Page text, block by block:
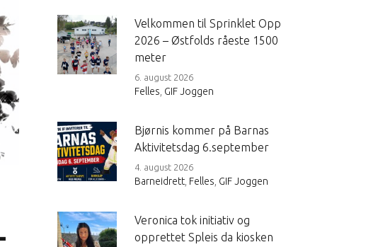
Velkommen til Sprinklet Opp
2026 – Østfolds råeste 1500
meter
6. august 2026
Felles GIF Joggen
Bjørnis kommer på Barnas
Aktivitetsdag 6.september
4. august 2026
Barneidrett Felles GIF Joggen
Veronica tok initiativ og
opprettet Spleis da kiosken